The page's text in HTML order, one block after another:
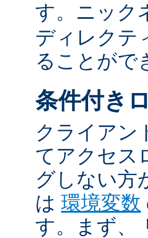
す。ニック
ディレクテ
ることがで
条件付き
クライアン
てアクセス
グしない方
は 環境変数
す。まず、